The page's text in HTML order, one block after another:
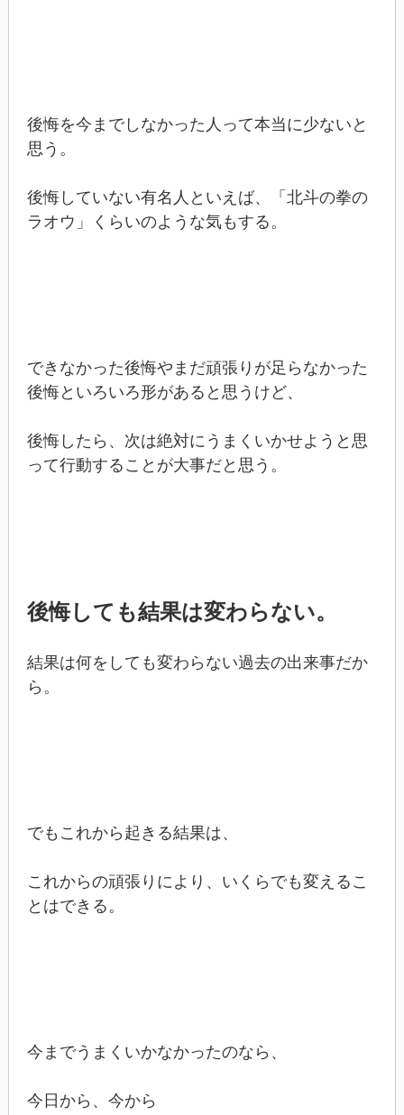
後悔を今までしなかった人って本当に少ないと
思う。
後悔していない有名人といえば、「北斗の拳の
ラオウ」くらいのような気もする。
できなかった後悔やまだ頑張りが足らなかった
後悔といろいろ形があると思うけど、
後悔したら、次は絶対にうまくいかせようと思
って行動することが大事だと思う。
後悔しても結果は変わらない。
結果は何をしても変わらない過去の出来事だか
ら。
でもこれから起きる結果は、
これからの頑張りにより、いくらでも変えるこ
とはできる。
今までうまくいかなかったのなら、
今日から、今から